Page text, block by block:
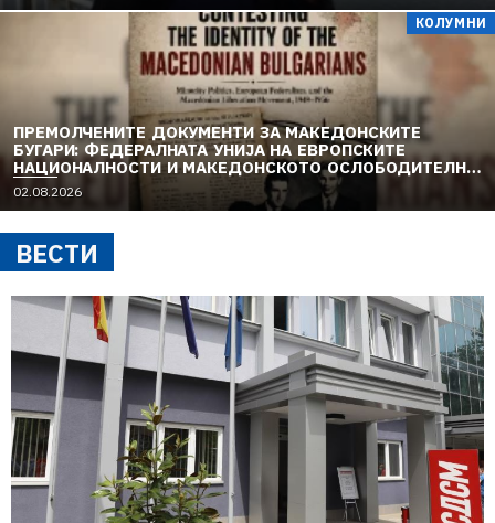
КОЛУМНИ
ПРЕМОЛЧЕНИТЕ ДОКУМЕНТИ ЗА МАКЕДОНСКИТЕ
БУГАРИ: ФЕДЕРАЛНАТА УНИЈА НА ЕВРОПСКИТЕ
НАЦИОНАЛНОСТИ И МАКЕДОНСКОТО ОСЛОБОДИТЕЛНО
ДВИЖЕЊЕ (1949–1956) (1)
02.08.2026
ВЕСТИ